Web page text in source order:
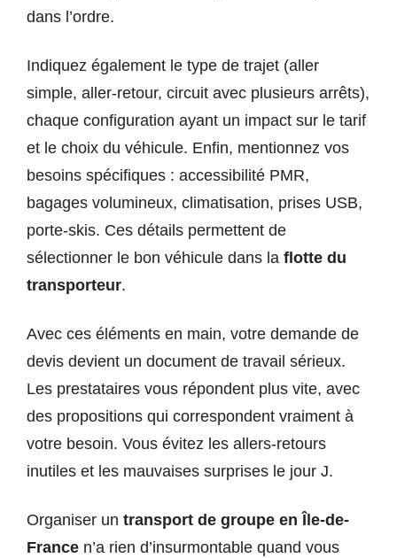
dans l’ordre.
Indiquez également le type de trajet (aller
simple, aller-retour, circuit avec plusieurs arrêts),
chaque configuration ayant un impact sur le tarif
et le choix du véhicule. Enfin, mentionnez vos
besoins spécifiques : accessibilité PMR,
bagages volumineux, climatisation, prises USB,
porte-skis. Ces détails permettent de
sélectionner le bon véhicule dans la flotte du
transporteur.
Avec ces éléments en main, votre demande de
devis devient un document de travail sérieux.
Les prestataires vous répondent plus vite, avec
des propositions qui correspondent vraiment à
votre besoin. Vous évitez les allers-retours
inutiles et les mauvaises surprises le jour J.
Organiser un transport de groupe en Île-de-
France n’a rien d’insurmontable quand vous